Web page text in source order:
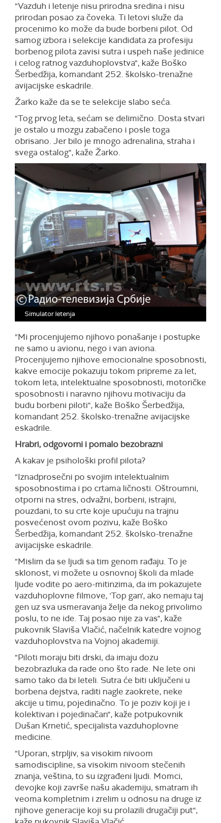
"Vazduh i letenje nisu prirodna sredina i nisu
prirodan posao za čoveka. Ti letovi služe da
procenimo ko može da bude borbeni pilot. Od
samog izbora i selekcije kandidata za profesiju
borbenog pilota zavisi sutra i uspeh naše jedinice
i celog ratnog vazduhoplovstva", kaže Boško
Šerbedžija, komandant 252. školsko-trenažne
avijacijske eskadrile.
Žarko kaže da se te selekcije slabo seća.
"Tog prvog leta, sećam se delimično. Dosta stvari
je ostalo u mozgu zabačeno i posle toga
obrisano. Jer bilo je mnogo adrenalina, straha i
svega ostalog", kaže Žarko.
Simulator letenja
"Mi procenjujemo njihovo ponašanje i postupke
ne samo u avionu, nego i van aviona.
Procenjujemo njihove emocionalne sposobnosti,
kakve emocije pokazuju tokom pripreme za let,
tokom leta, intelektualne sposobnosti, motoričke
sposobnosti i naravno njihovu motivaciju da
budu borbeni piloti", kaže Boško Šerbedžija,
komandant 252. školsko-trenažne avijacijske
eskadrile.
Hrabri, odgovorni i pomalo bezobrazni
A kakav je psihološki profil pilota?
"Iznadprosečni po svojim intelektualnim
sposobnostima i po crtama ličnosti. Oštroumni,
otporni na stres, odvažni, borbeni, istrajni,
pouzdani, to su crte koje upućuju na trajnu
posvećenost ovom pozivu, kaže Boško
Šerbedžija, komandant 252. školsko-trenažne
avijacijske eskadrile.
"Mislim da se ljudi sa tim genom rađaju. To je
sklonost, vi možete u osnovnoj školi da mlade
ljude vodite po aero-mitinzima, da im pokazujete
vazduhoplovne filmove, 'Top gan', ako nemaju taj
gen uz sva usmeravanja želje da nekog privolimo
poslu, to ne ide. Taj posao nije za vas", kaže
pukovnik Slaviša Vlačić, načelnik katedre vojnog
vazduhoplovstva na Vojnoj akademiji.
"Piloti moraju biti drski, da imaju dozu
bezobrazluka da rade ono što rade. Ne lete oni
samo tako da bi leteli. Sutra će biti uključeni u
borbena dejstva, raditi nagle zaokrete, neke
akcije u timu, pojedinačno. To je poziv koji je i
kolektivan i pojedinačan", kaže potpukovnik
Dušan Krnetić, specijalista vazduhoplovne
medicine.
"Uporan, strpljiv, sa visokim nivoom
samodiscipline, sa visokim nivoom stečenih
znanja, veština, to su izgrađeni ljudi. Momci,
devojke koji završe našu akademiju, smatram ih
veoma kompletnim i zrelim u odnosu na druge iz
njihove generacije koji su prolazili drugačiji put",